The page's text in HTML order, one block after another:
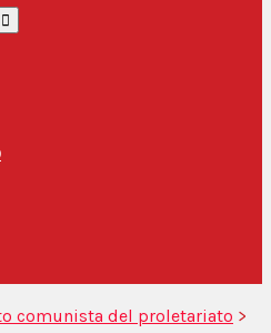
comunista del proletariato >